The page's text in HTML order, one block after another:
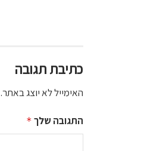
כתיבת תגובה
האימייל לא יוצג באתר.
התגובה שלך *